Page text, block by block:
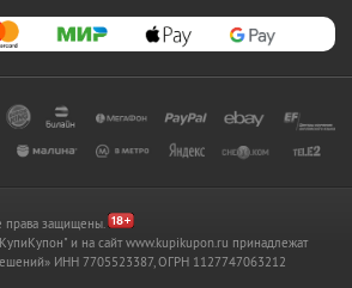
защищены.
и на сайт www.kupikupon.ru принадлежат
ИНН 7705523387, ОГРН 1127747063212